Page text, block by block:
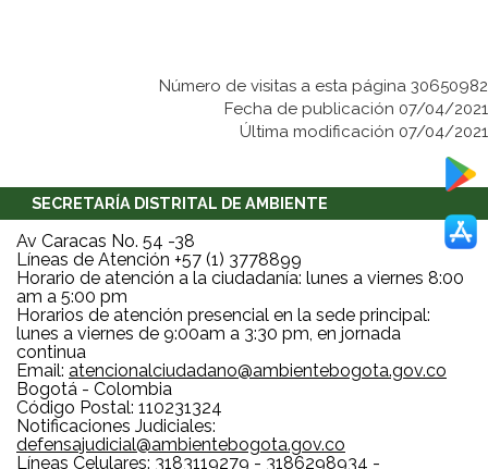
Número de visitas a esta página 30650982
Fecha de publicación 07/04/2021
Última modificación 07/04/2021
SECRETARÍA DISTRITAL DE AMBIENTE
Av Caracas No. 54 -38
Líneas de Atención +57 (1) 3778899
Horario de atención a la ciudadanía: lunes a viernes 8:00
am a 5:00 pm
Horarios de atención presencial en la sede principal:
lunes a viernes de 9:00am a 3:30 pm, en jornada
continua
Email: atencionalciudadano@ambientebogota.gov.co
Bogotá - Colombia
Código Postal: 110231324
Notificaciones Judiciales:
defensajudicial@ambientebogota.gov.co
Líneas Celulares: 3183119279 - 3186298934 -